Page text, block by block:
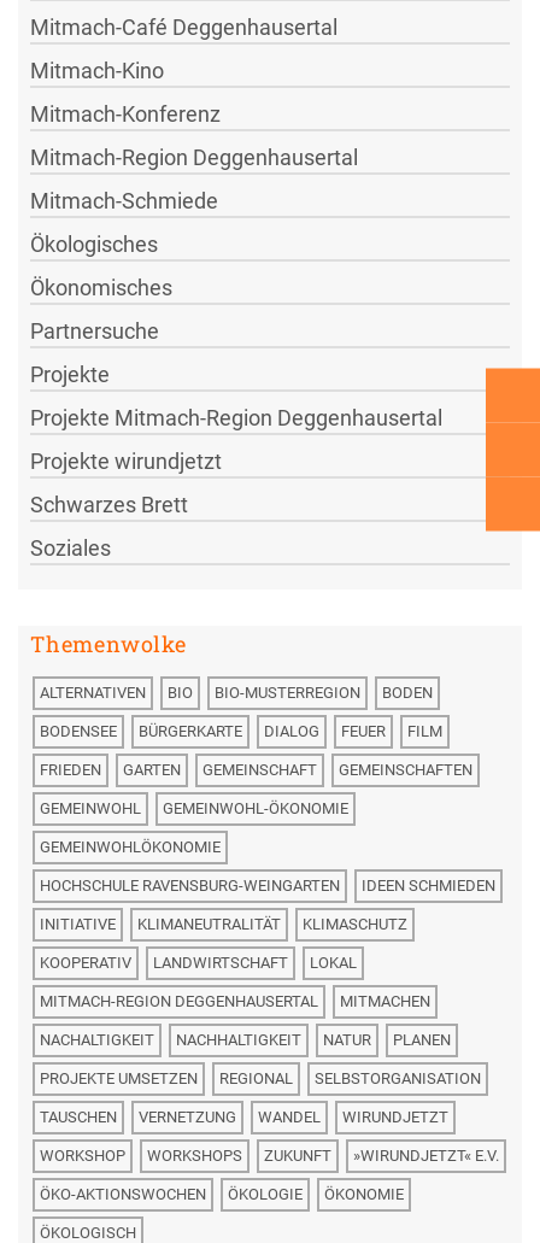
Mitmach-Café Deggenhausertal
Mitmach-Kino
Mitmach-Konferenz
Mitmach-Region Deggenhausertal
Mitmach-Schmiede
Ökologisches
Ökonomisches
Partnersuche
Projekte
Projekte Mitmach-Region Deggenhausertal
Projekte wirundjetzt
Schwarzes Brett
Soziales
Themenwolke
ALTERNATIVEN BIO BIO-MUSTERREGION BODEN
BODENSEE BÜRGERKARTE DIALOG FEUER FILM
FRIEDEN GARTEN GEMEINSCHAFT GEMEINSCHAFTEN
GEMEINWOHL GEMEINWOHL-ÖKONOMIE
GEMEINWOHLÖKONOMIE
HOCHSCHULE RAVENSBURG-WEINGARTEN IDEEN SCHMIEDEN
INITIATIVE KLIMANEUTRALITÄT KLIMASCHUTZ
KOOPERATIV LANDWIRTSCHAFT LOKAL
MITMACH-REGION DEGGENHAUSERTAL MITMACHEN
NACHALTIGKEIT NACHHALTIGKEIT NATUR PLANEN
PROJEKTE UMSETZEN REGIONAL SELBSTORGANISATION
TAUSCHEN VERNETZUNG WANDEL WIRUNDJETZT
WORKSHOP WORKSHOPS ZUKUNFT »WIRUNDJETZT« E.V.
ÖKO-AKTIONSWOCHEN ÖKOLOGIE ÖKONOMIE
ÖKOLOGISCH